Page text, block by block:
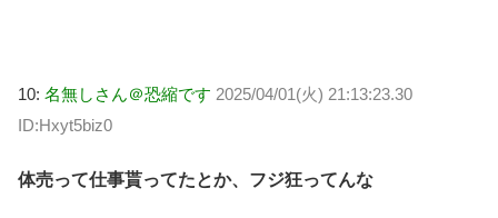
10: 名無しさん＠恐縮です 2025/04/01(火) 21:13:23.30
ID:Hxyt5biz0
体売って仕事貰ってたとか、フジ狂ってんな